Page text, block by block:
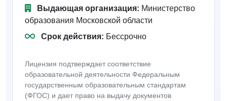
Выдающая организация: Министерство
образования Московской области
Срок действия: Бессрочно
Лицензия подтверждает соответствие
образовательной деятельности Федеральным
государственным образовательным стандартам
(ФГОС) и дает право на выдачу документов